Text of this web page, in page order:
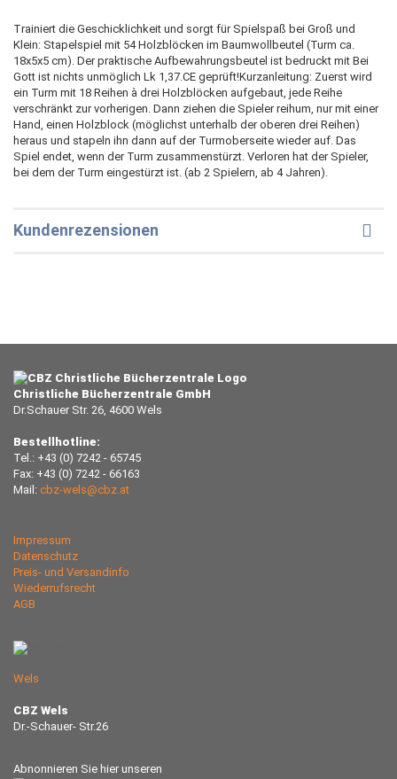
Trainiert die Geschicklichkeit und sorgt für Spielspaß bei Groß und
Klein: Stapelspiel mit 54 Holzblöcken im Baumwollbeutel (Turm ca.
18x5x5 cm). Der praktische Aufbewahrungsbeutel ist bedruckt mit Bei
Gott ist nichts unmöglich Lk 1,37.CE geprüft!Kurzanleitung: Zuerst wird
ein Turm mit 18 Reihen à drei Holzblöcken aufgebaut, jede Reihe
verschränkt zur vorherigen. Dann ziehen die Spieler reihum, nur mit einer
Hand, einen Holzblock (möglichst unterhalb der oberen drei Reihen)
heraus und stapeln ihn dann auf der Turmoberseite wieder auf. Das
Spiel endet, wenn der Turm zusammenstürzt. Verloren hat der Spieler,
bei dem der Turm eingestürzt ist. (ab 2 Spielern, ab 4 Jahren).
Kundenrezensionen
Christliche Bücherzentrale GmbH
Dr.Schauer Str. 26, 4600 Wels
Bestellhotline:
Tel.: +43 (0) 7242 - 65745
Fax: +43 (0) 7242 - 66163
Mail: cbz-wels@cbz.at
Impressum
Datenschutz
Preis- und Versandinfo
Wiederrufsrecht
AGB
Wels
CBZ Wels
Dr.-Schauer- Str.26
Abnonnieren Sie hier unseren